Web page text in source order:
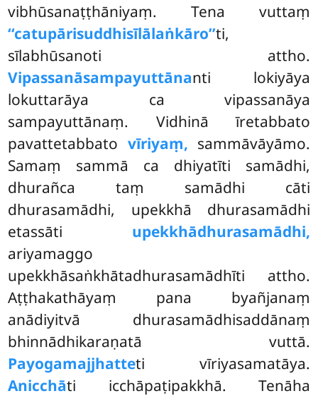
vibhūsanaṭṭhāniyaṃ. Tena vuttaṃ
‘‘catupārisuddhisīlālaṅkāro’’ti,
sīlabhūsanoti attho.
Vipassanāsampayuttānanti lokiyāya
lokuttarāya ca vipassanāya
sampayuttānaṃ. Vidhinā īretabbato
pavattetabbato vīriyaṃ, sammāvāyāmo.
Samaṃ sammā ca dhiyatīti samādhi,
dhurañca taṃ samādhi cāti
dhurasamādhi, upekkhā dhurasamādhi
etassāti upekkhādhurasamādhi,
ariyamaggo
upekkhāsaṅkhātadhurasamādhīti attho.
Aṭṭhakathāyaṃ pana byañjanaṃ
anādiyitvā dhurasamādhisaddānaṃ
bhinnādhikaraṇatā vuttā.
Payogamajjhatteti vīriyasamatāya.
Anicchāti icchāpaṭipakkhā. Tenāha